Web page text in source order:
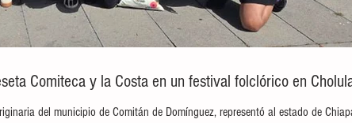
Comiteca y la Costa en un festival folclórico en
del municipio de Comitán de Domínguez, representó al estado de